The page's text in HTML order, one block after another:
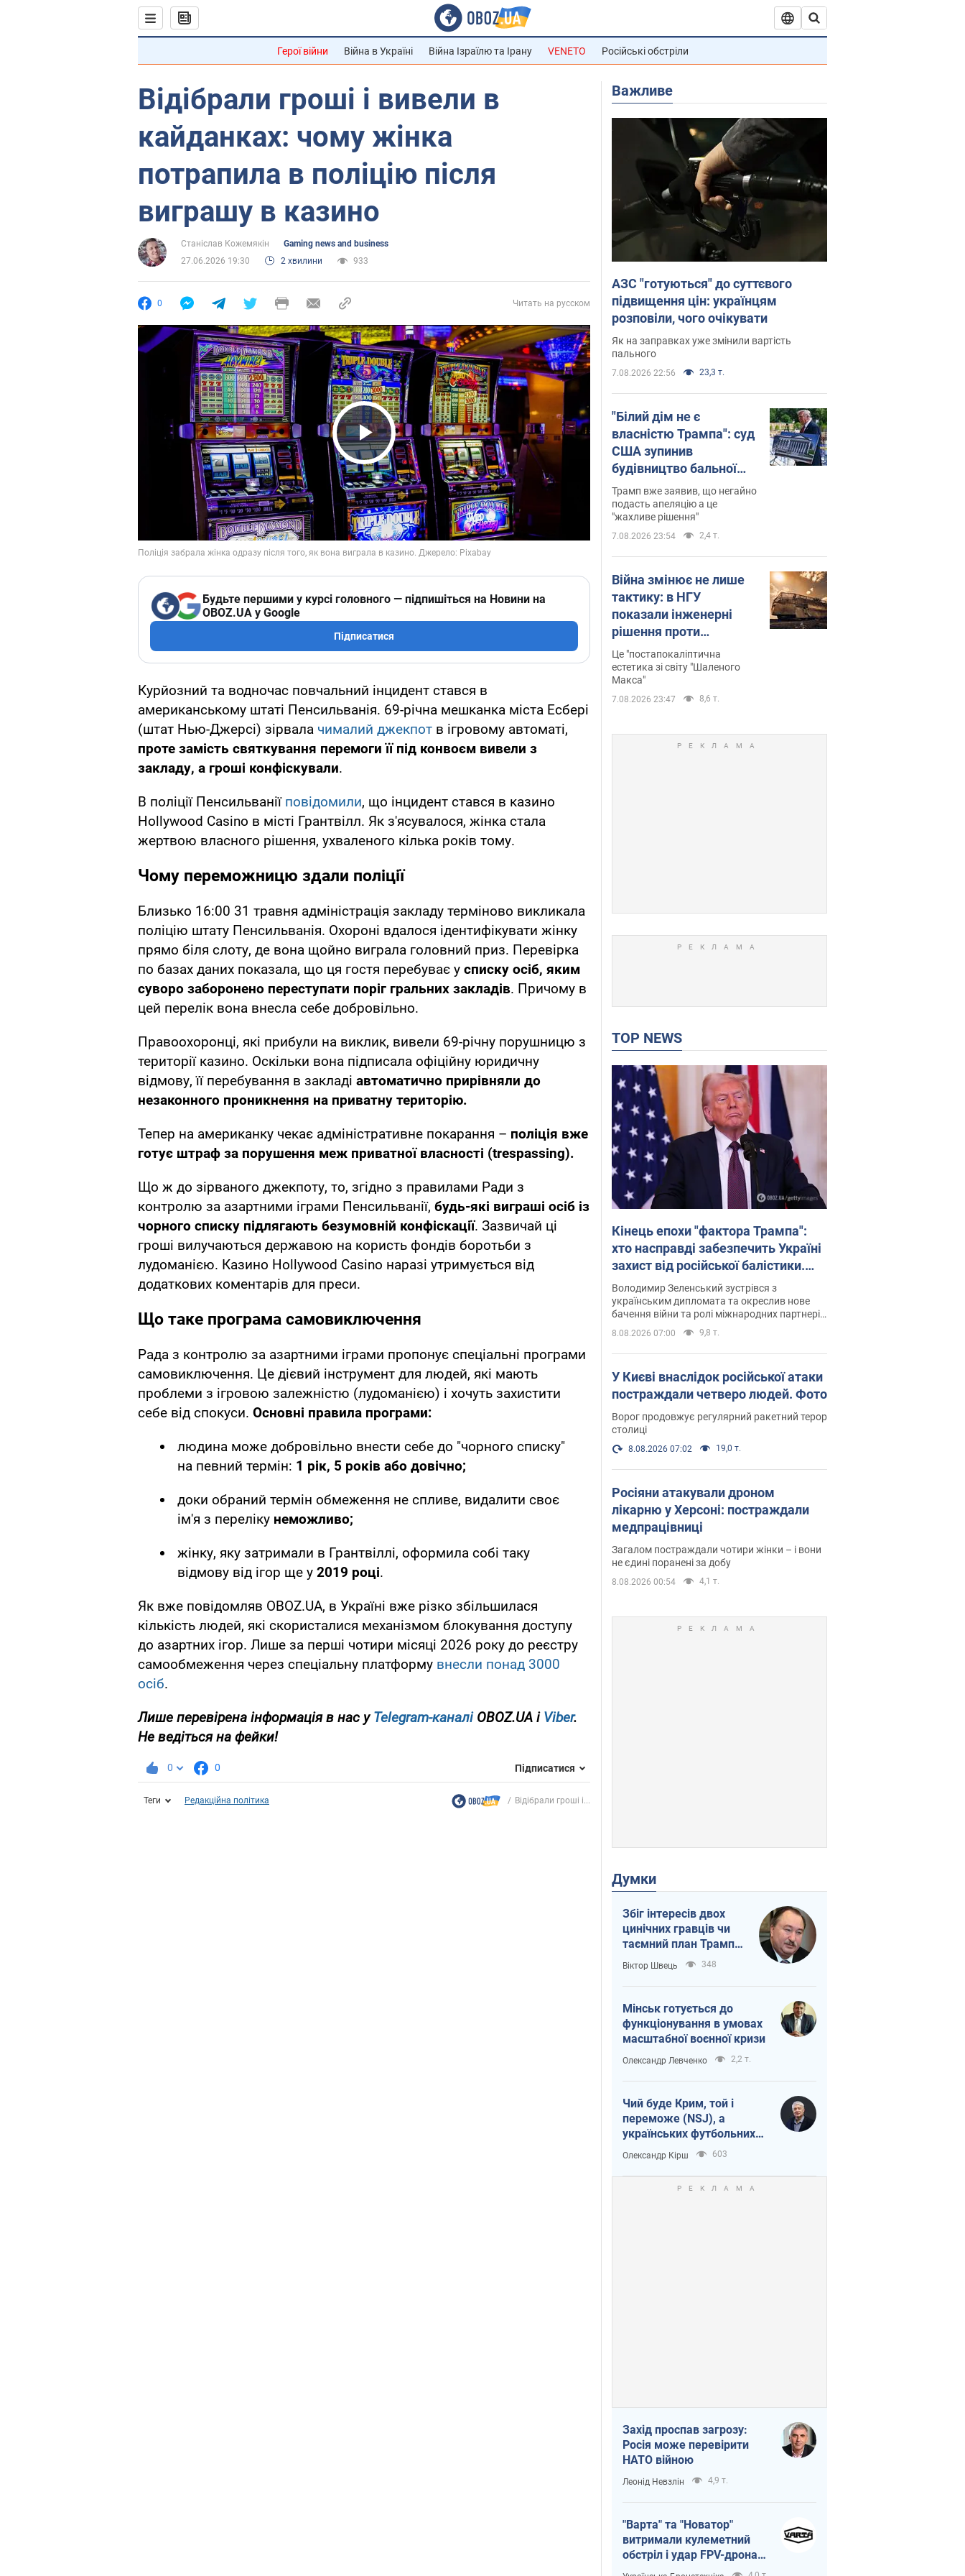
Герої війни Війна в Україні Війна Ізраїлю та Ірану VENETO Російські обстріли
Відібрали гроші і вивели в
кайданках: чому жінка
потрапила в поліцію після
виграшу в казино
Станіслав Кожемякін
Gaming news and business
27.06.2026 19:30
2 хвилини 933
0 Читать на русском
Play Video
Будьте першими у курсі головного — підпишіться на Новини на
OBOZ.UA у Google
Підписатися
Курйозний та водночас повчальний інцидент стався в
американському штаті Пенсильванія. 69-річна мешканка міста Есбері
(штат Нью-Джерсі) зірвала чималий джекпот в ігровому автоматі,
проте замість святкування перемоги її під конвоєм вивели з
закладу, а гроші конфіскували.
В поліції Пенсильванії повідомили, що інцидент стався в казино
Hollywood Casino в місті Грантвілл. Як з'ясувалося, жінка стала
жертвою власного рішення, ухваленого кілька років тому.
Чому переможницю здали поліції
Близько 16:00 31 травня адміністрація закладу терміново викликала
поліцію штату Пенсильванія. Охороні вдалося ідентифікувати жінку
прямо біля слоту, де вона щойно виграла головний приз. Перевірка
по базах даних показала, що ця гостя перебуває у списку осіб, яким
суворо заборонено переступати поріг гральних закладів. Причому в
цей перелік вона внесла себе добровільно.
Правоохоронці, які прибули на виклик, вивели 69-річну порушницю з
території казино. Оскільки вона підписала офіційну юридичну
відмову, її перебування в закладі автоматично прирівняли до
незаконного проникнення на приватну територію.
Тепер на американку чекає адміністративне покарання – поліція вже
готує штраф за порушення меж приватної власності (trespassing).
Що ж до зірваного джекпоту, то, згідно з правилами Ради з
контролю за азартними іграми Пенсильванії, будь-які виграші осіб із
чорного списку підлягають безумовній конфіскації. Зазвичай ці
гроші вилучаються державою на користь фондів боротьби з
лудоманією. Казино Hollywood Casino наразі утримується від
додаткових коментарів для преси.
Що таке програма самовиключення
Рада з контролю за азартними іграми пропонує спеціальні програми
самовиключення. Це дієвий інструмент для людей, які мають
проблеми з ігровою залежністю (лудоманією) і хочуть захистити
себе від спокуси. Основні правила програми:
людина може добровільно внести себе до "чорного списку"
на певний термін: 1 рік, 5 років або довічно;
доки обраний термін обмеження не спливе, видалити своє
ім'я з переліку неможливо;
жінку, яку затримали в Грантвіллі, оформила собі таку
відмову від ігор ще у 2019 році.
Як вже повідомляв OBOZ.UA, в Україні вже різко збільшилася
кількість людей, які скористалися механізмом блокування доступу
до азартних ігор. Лише за перші чотири місяці 2026 року до реєстру
самообмеження через спеціальну платформу внесли понад 3000
осіб.
Лише перевірена інформація в нас уTelegram-каналіOBOZ.UA і Viber.
Не ведіться на фейки!
0 0 Підписатися
Теги Редакційна політика Відібрали гроші і...
Важливе
АЗС "готуються" до суттєвого
підвищення цін: українцям
розповіли, чого очікувати
Як на заправках уже змінили вартість
пального
7.08.2026 22:56 23,3 т.
"Білий дім не є
власністю Трампа": суд
США зупинив
будівництво бальної
зали за $400 млн
Трамп вже заявив, що негайно
подасть апеляцію а це
"жахливе рішення"
7.08.2026 23:54 2,4 т.
Війна змінює не лише
тактику: в НГУ
показали інженерні
рішення проти
російських FPV-дронів.
Фото
Це "постапокаліптична
естетика зі світу "Шаленого
Макса"
7.08.2026 23:47 8,6 т.
TOP NEWS
Кінець епохи "фактора Трампа":
хто насправді забезпечить Україні
захист від російської балістики.
Інтерв’ю з Безсмертним
Володимир Зеленський зустрівся з
українським дипломата та окреслив нове
бачення війни та ролі міжнародних партнерів
у боротьбі з Росією
8.08.2026 07:00 9,8 т.
У Києві внаслідок російської атаки
постраждали четверо людей. Фото
Ворог продовжує регулярний ракетний терор
столиці
8.08.2026 07:02 19,0 т.
Росіяни атакували дроном
лікарню у Херсоні: постраждали
медпрацівниці
Загалом постраждали чотири жінки – і вони
не єдині поранені за добу
8.08.2026 00:54 4,1 т.
Думки
Збіг інтересів двох
цинічних гравців чи
таємний план Трампа
і Путіна?
Віктор Швець 348
Мінськ готується до
функціонування в умовах
масштабної воєнної кризи
Олександр Левченко 2,2 т.
Чий буде Крим, той і
переможе (NSJ), а
українських футбольних
чиновників можуть
назвати вбивцями
Олександр Кірш 603
Захід проспав загрозу:
Росія може перевірити
НАТО війною
Леонід Невзлін 4,9 т.
"Варта" та "Новатор"
витримали кулеметний
обстріл і удар FPV-дрона,
врятувавши життя